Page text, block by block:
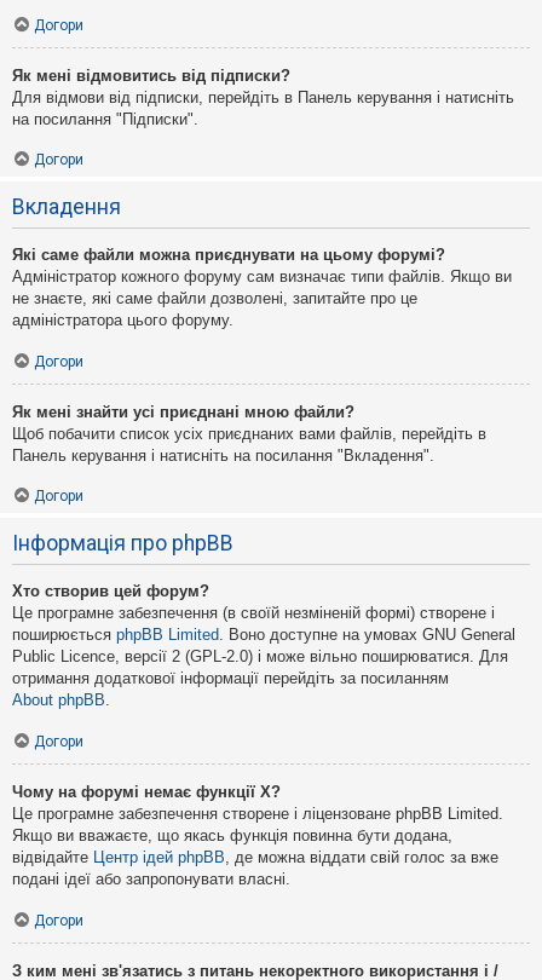
Догори
Як мені відмовитись від підписки?
Для відмови від підписки, перейдіть в Панель керування і натисніть
на посилання "Підписки".
Догори
Вкладення
Які саме файли можна приєднувати на цьому форумі?
Адміністратор кожного форуму сам визначає типи файлів. Якщо ви
не знаєте, які саме файли дозволені, запитайте про це
адміністратора цього форуму.
Догори
Як мені знайти усі приєднані мною файли?
Щоб побачити список усіх приєднаних вами файлів, перейдіть в
Панель керування і натисніть на посилання "Вкладення".
Догори
Інформація про phpBB
Хто створив цей форум?
Це програмне забезпечення (в своїй незміненій формі) створене і
поширюється phpBB Limited. Воно доступне на умовах GNU General
Public Licence, версії 2 (GPL-2.0) і може вільно поширюватися. Для
отримання додаткової інформації перейдіть за посиланням
About phpBB.
Догори
Чому на форумі немає функції X?
Це програмне забезпечення створене і ліцензоване phpBB Limited.
Якщо ви вважаєте, що якась функція повинна бути додана,
відвідайте Центр ідей phpBB, де можна віддати свій голос за вже
подані ідеї або запропонувати власні.
Догори
З ким мені зв'язатись з питань некоректного використання і /